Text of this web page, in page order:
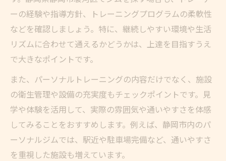
ーの経験や指導方針、トレーニングプログラムの柔軟性
などを確認しましょう。特に、継続しやすい環境や生活
リズムに合わせて通えるかどうかは、上達を目指すうえ
で大きなポイントです。
また、パーソナルトレーニングの内容だけでなく、施設
の衛生管理や設備の充実度もチェックポイントです。見
学や体験を活用して、実際の雰囲気や通いやすさを体感
してみることをおすすめします。例えば、静岡市内のパ
ーソナルジムでは、駅近や駐車場完備など、通いやすさ
を重視した施設も増えています。